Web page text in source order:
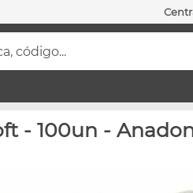
código...
- 100un -